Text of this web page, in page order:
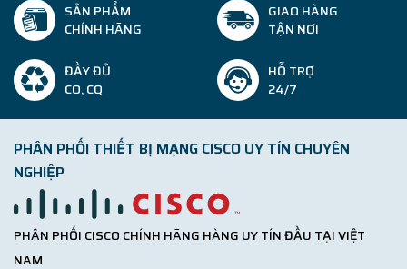
SẢN PHẨM
CHÍNH HÃNG
GIAO HÀNG
TẬN NƠI
ĐẦY ĐỦ
CO, CQ
HỖ TRỢ
24/7
PHÂN PHỐI THIẾT BỊ MẠNG CISCO UY TÍN CHUYÊN
NGHIỆP
PHÂN PHỐI CISCO CHÍNH HÃNG HÀNG UY TÍN ĐẦU TẠI VIỆT
NAM